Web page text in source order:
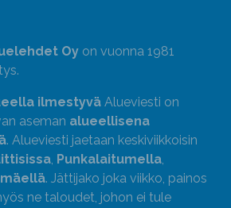
Oy on vuonna 1981
ilmestyvä Alueviesti on
aseman alueellisena
. Alueviesti jaetaan keskiviikkoisin
, Punkalaitumella,
. Jättijako joka viikko, painos
ne taloudet, johon ei tule